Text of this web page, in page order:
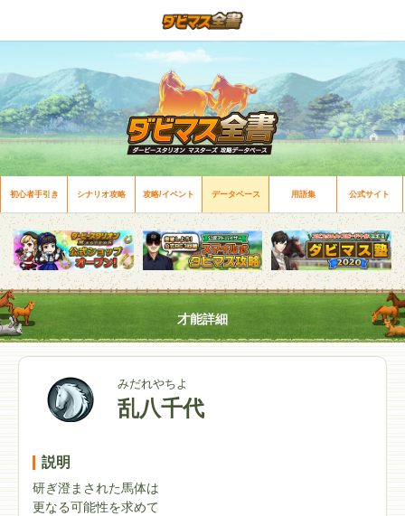
初心者手引き シナリオ攻略 攻略/イベント データベース 用語集 公式サイト
才能詳細
みだれやちよ
乱八千代
説明
研ぎ澄まされた馬体は
更なる可能性を求めて